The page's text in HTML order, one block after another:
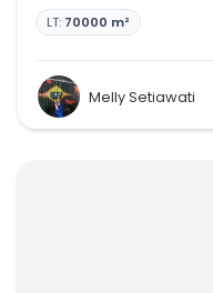
LT: 70000 m²
Melly Setiawati